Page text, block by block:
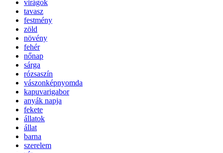
virágok
tavasz
festmény
zöld
növény
fehér
nőnap
sárga
rózsaszín
vászonképnyomda
kapuvarigabor
anyák napja
fekete
állatok
állat
barna
szerelem